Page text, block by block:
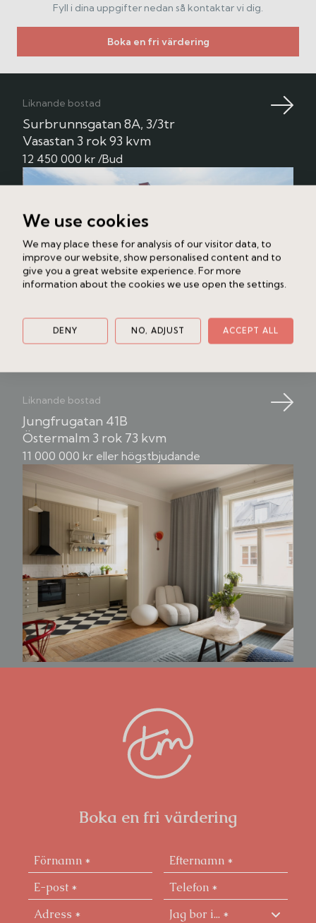
Fyll i dina uppgifter nedan så kontaktar vi dig.
Boka en fri värdering
Liknande bostad
Surbrunnsgatan 8A, 3/3tr
Vasastan3 rok93 kvm
12 450 000 kr /Bud
Liknande bostad
Jungfrugatan 41B
Östermalm 3 rok 73 kvm
11 000 000 kr eller högstbjudande
Boka en fri värdering
We use cookies
We may place these for analysis of our visitor data, to
improve our website, show personalised content and to
give you a great website experience. For more
information about the cookies we use open the settings.
DENY NO, ADJUST ACCEPT ALL